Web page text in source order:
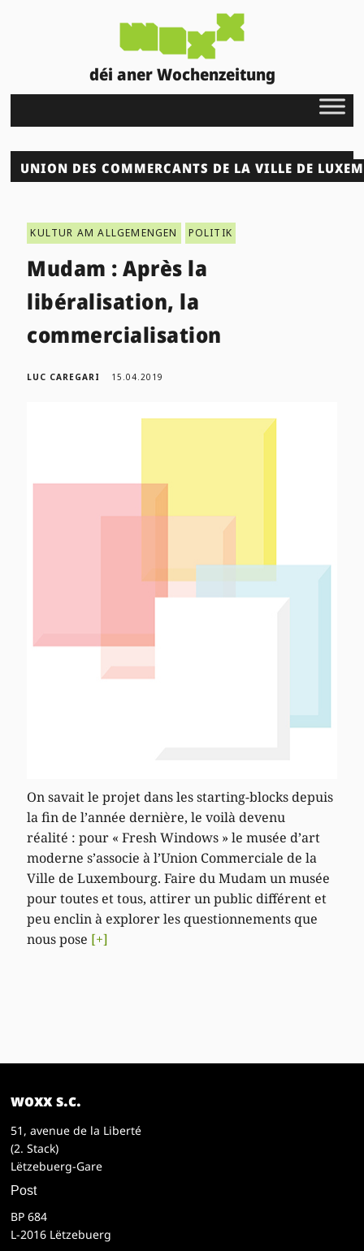
déi aner Wochenzeitung
UNION DES COMMERCANTS DE LA VILLE DE
KULTUR AM ALLGEMENGEN POLITIK
Mudam : Après la
libéralisation, la
commercialisation
LUC CAREGARI 15.04.2019
On savait le projet dans les starting-blocks depuis
la fin de l’année dernière, le voilà devenu
réalité : pour « Fresh Windows » le musée d’art
moderne s’associe à l’Union Commerciale de la
Ville de Luxembourg. Faire du Mudam un musée
pour toutes et tous, attirer un public différent et
peu enclin à explorer les questionnements que
nous pose [+]
woxx s.c.
51, avenue de la Liberté
(2. Stack)
Lëtzebuerg-Gare
Post
BP 684
L-2016 Lëtzebuerg